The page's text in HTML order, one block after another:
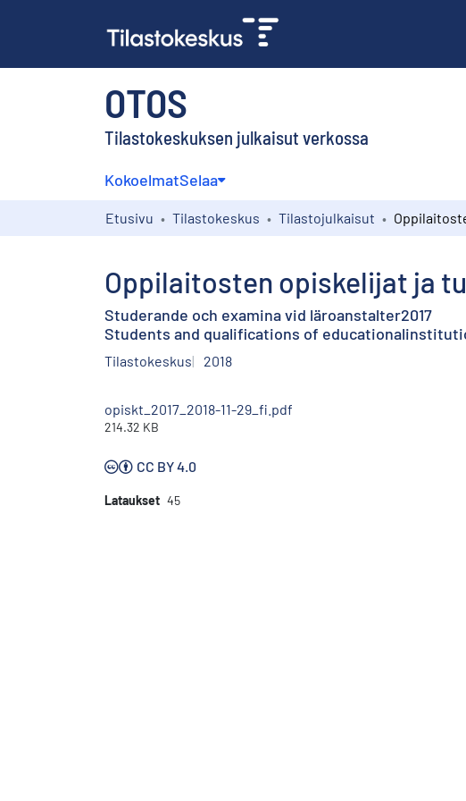
OTOS
Tilastokeskuksen julkaisut verkossa
KokoelmatSelaa
Etusivu Tilastokeskus Tilastojulkaisut
Oppilaitosten opiskelijat ja
Studerande och examina vid läroanstalter2017
Students and qualifications of
Tilastokeskus 2018
opiskt_2017_2018-11-29_fi.pdf
214.32 KB
CC BY 4.0
Lataukset 45